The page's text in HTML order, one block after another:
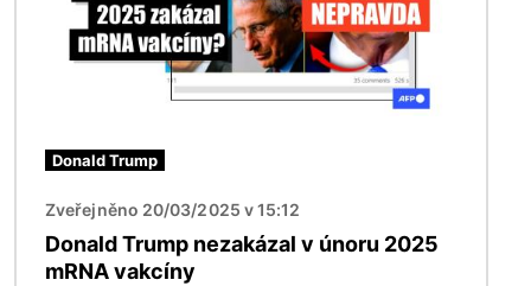
Donald Trump
Zveřejněno 20/03/2025 v 15:12
Donald Trump nezakázal v únoru 2025
mRNA vakcíny